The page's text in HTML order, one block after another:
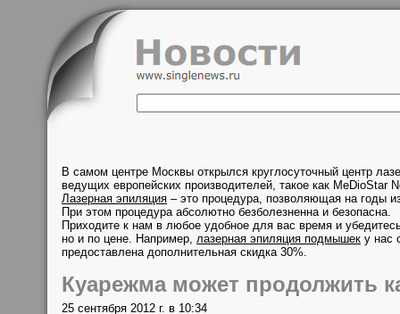
В самом центре Москвы открылся круглосуточный центр
ведущих европейских производителей, такое как MeDioStar
Лазерная эпиляция – это процедура, позволяющая на годы
При этом процедура абсолютно безболезненна и безопасна.
Приходите к нам в любое удобное для вас время и
но и по цене. Например, лазерная эпиляция подмышек у нас
предоставлена дополнительная скидка 30%.
Куарежма может продолжить
25 сентября 2012 г. в 10:34